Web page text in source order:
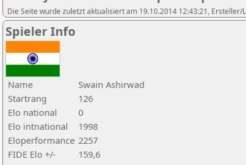
Die Seite wurde zuletzt aktualisiert am 19.10.2014 12:43:21,
Spieler Info
Name
Swain Ashirwad
Startrang
126
Elo national
0
Elo intnational
1998
Eloperformance 2257
FIDE Elo +/-
159,6